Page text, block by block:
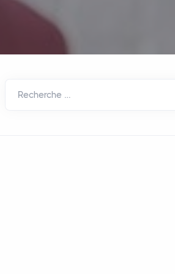
Recherche …